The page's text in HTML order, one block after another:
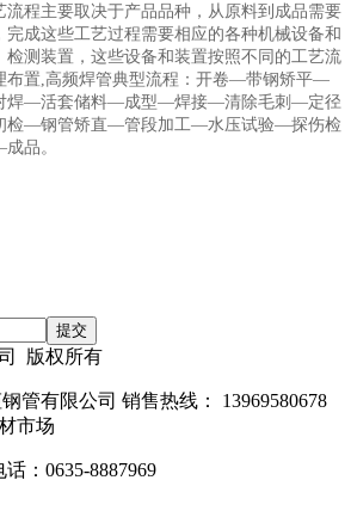
流程主要取决于产品品种，从原料到成品需要
完成这些工艺过程需要相应的各种机械设备和
检测装置，这些设备和装置按照不同的工艺流
布置,高频焊管典型流程：开卷―带钢矫平―
焊―活套储料―成型―焊接―清除毛刺―定径
―钢管矫直―管段加工―水压试验―探伤检
品。
提交
版权所有
管有限公司 销售热线： 13969580678
市场
：0635-8887969